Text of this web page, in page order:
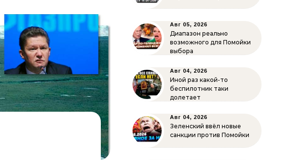
Авг 05, 2026
Диапазон реально
возможного для Помойки
выбора
Авг 04, 2026
Иной раз какой-то
беспилотник таки
долетает
Авг 04, 2026
Зеленский ввёл новые
санкции против Помойки